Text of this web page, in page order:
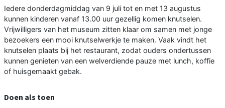
Iedere donderdagmiddag van 9 juli tot en met 13 augustus
kunnen kinderen vanaf 13.00 uur gezellig komen knutselen.
Vrijwilligers van het museum zitten klaar om samen met jonge
bezoekers een mooi knutselwerkje te maken. Vaak vindt het
knutselen plaats bij het restaurant, zodat ouders ondertussen
kunnen genieten van een welverdiende pauze met lunch, koffie
of huisgemaakt gebak.
Doen als toen